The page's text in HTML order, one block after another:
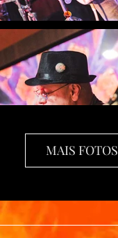
MAIS FOTOS